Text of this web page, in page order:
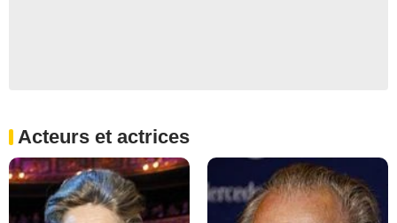
Acteurs et actrices